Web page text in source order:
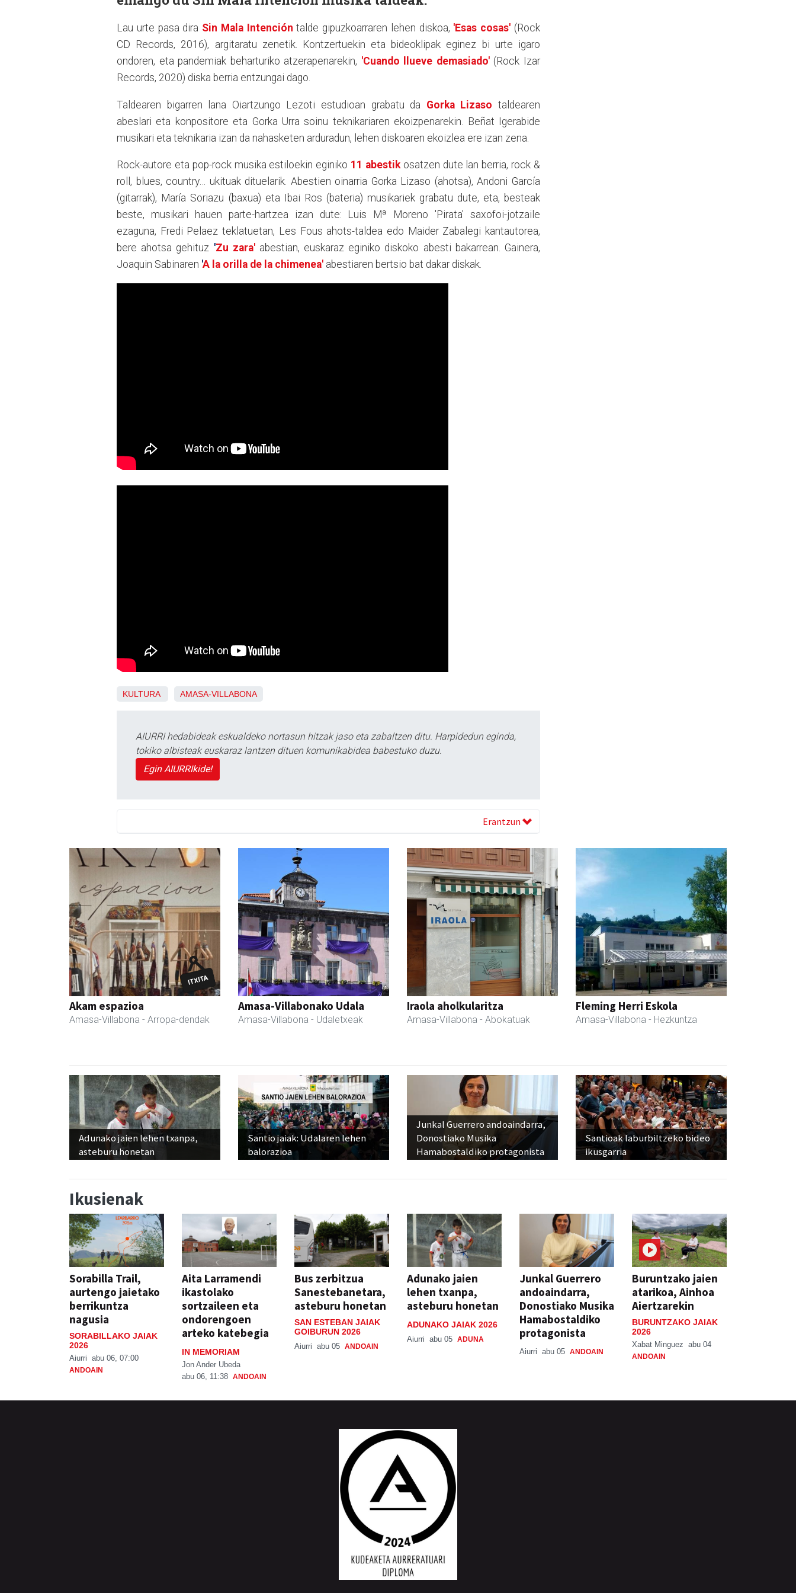
Lau urte pasa dira Sin Mala Intención talde gipuzkoarraren lehen diskoa, 'Esas cosas' (Rock
CD Records, 2016), argitaratu zenetik. Kontzertuekin eta bideoklipak eginez bi urte igaro
ondoren, eta pandemiak beharturiko atzerapenarekin, 'Cuando llueve demasiado'(Rock Izar
Records, 2020) diska berria entzungai dago.
Taldearen bigarren lana Oiartzungo Lezoti estudioan grabatu da Gorka Lizaso taldearen
abeslari eta konpositore eta Gorka Urra soinu teknikariaren ekoizpenarekin. Beñat Igerabide
musikari eta teknikaria izan da nahasketen arduradun, lehen diskoaren ekoizlea ere izan zena.
Rock-autore eta pop-rock musika estiloekin eginiko 11 abestikosatzen dute lan berria, rock &
roll, blues, country… ukituak dituelarik. Abestien oinarria Gorka Lizaso (ahotsa), Andoni García
(gitarrak), María Soriazu (baxua) eta Ibai Ros (bateria) musikariek grabatu dute, eta, besteak
beste, musikari hauen parte-hartzea izan dute: Luis Mª Moreno 'Pirata' saxofoi-jotzaile
ezaguna, Fredi Pelaez teklatuetan, Les Fous ahots-taldea edo Maider Zabalegi kantautorea,
bere ahotsa gehituz 'Zu zara'abestian, euskaraz eginiko diskoko abesti bakarrean. Gainera,
Joaquin Sabinaren 'A la orilla de la chimenea' abestiaren bertsio bat dakar diskak.
KULTURA AMASA-VILLABONA
AIURRI hedabideak eskualdeko nortasun hitzak jaso eta zabaltzen ditu. Harpidedun eginda,
tokiko albisteak euskaraz lantzen dituen komunikabidea babestuko duzu.
Egin AIURRIkide!
Erantzun
Akam espazioa
Amasa-Villabona - Arropa-dendak
Amasa-Villabonako Udala
Amasa-Villabona - Udaletxeak
Iraola aholkularitza
Amasa-Villabona - Abokatuak
Fleming Herri Eskola
Amasa-Villabona - Hezkuntza
Adunako jaien lehen txanpa,
asteburu honetan
Santio jaiak: Udalaren lehen
balorazioa
Junkal Guerrero andoaindarra,
Donostiako Musika
Hamabostaldiko protagonista
Santioak laburbiltzeko bideo
ikusgarria
Ikusienak
Sorabilla Trail,
aurtengo jaietako
berrikuntza
nagusia
SORABILLAKO JAIAK
2026
Aiurri abu 06, 07:00
ANDOAIN
Aita Larramendi
ikastolako
sortzaileen eta
ondorengoen
arteko katebegia
IN MEMORIAM
Jon Ander Ubeda
abu 06, 11:38 ANDOAIN
Bus zerbitzua
Sanestebanetara,
asteburu honetan
SAN ESTEBAN JAIAK
GOIBURUN 2026
Aiurri abu 05 ANDOAIN
Adunako jaien
lehen txanpa,
asteburu honetan
ADUNAKO JAIAK 2026
Aiurri abu 05 ADUNA
Junkal Guerrero
andoaindarra,
Donostiako Musika
Hamabostaldiko
protagonista
Aiurri abu 05 ANDOAIN
Buruntzako jaien
atarikoa, Ainhoa
Aiertzarekin
BURUNTZAKO JAIAK
2026
Xabat Minguez abu 04
ANDOAIN